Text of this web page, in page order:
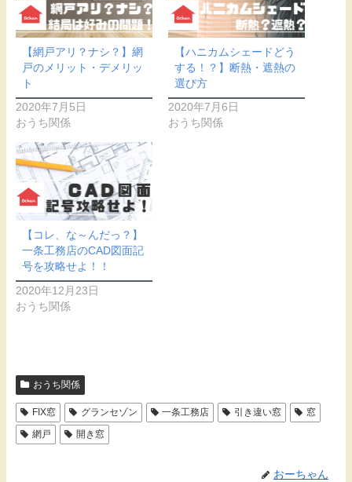
【網戸アリ？ナシ？】網
戸のメリット・デメリッ
ト
2020年7月5日
おうち関係
【ハニカムシェードどう
する！？】断熱・遮熱の
選び方
2020年7月6日
おうち関係
【コレ、な～んだっ？】
一条工務店のCAD図面記
号を攻略せよ！！
2020年12月23日
おうち関係
おうち関係
FIX窓 グランセゾン 一条工務店 引き違い窓
窓
網戸
開き窓
おーちゃん